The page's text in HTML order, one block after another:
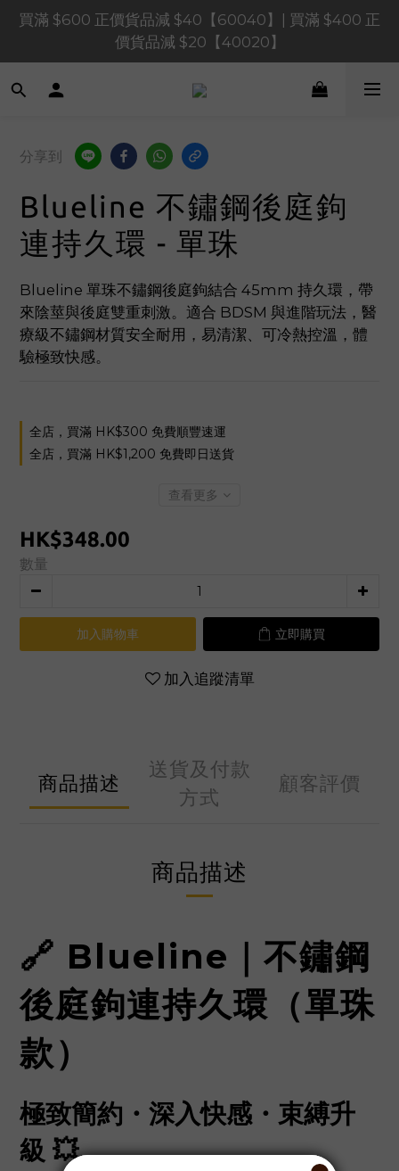
買滿 $1,200 正價貨品減 $120【1200120】| 買滿
$900 正價貨品減 $80！【90080】
買滿 $600 正價貨品減 $40【60040】| 買滿 $400 正
價貨品減 $20【40020】
📢 系統維護通知 – SHOPLINE Payments FPS將於
買滿 $1,200 正價貨品減 $120【1200120】| 買滿
$900 正價貨品減 $80！【90080】
分享到
Blueline 不鏽鋼後庭鉤
連持久環 - 單珠
Blueline 單珠不鏽鋼後庭鉤結合 45mm 持久環，帶
來陰莖與後庭雙重刺激。適合 BDSM 與進階玩法，醫
療級不鏽鋼材質安全耐用，易清潔、可冷熱控溫，體
驗極致快感。
全店，買滿 HK$300 免費順豐速運
全店，買滿 HK$1,200 免費即日送貨
查看更多
HK$348.00
數量
加入購物車 立即購買
加入追蹤清單
商品描述
送貨及付款
方式
顧客評價
商品描述
🔗 Blueline｜不鏽鋼
後庭鉤連持久環（單珠
款）
極致簡約・深入快感・束縛升
級 💥